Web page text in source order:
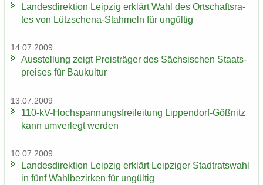
Lan­des­di­rek­ti­on Leip­zig er­klärt Wahl des Ort­schafts­ra­
tes von Lützschena-​Stahmeln für un­gül­tig
14.07.2009
Aus­stel­lung zeigt Preis­trä­ger des Säch­si­schen Staats­
prei­ses für Bau­kul­tur
13.07.2009
110-​kV-Hochspannungsfreileitung Lippendorf-​Gößnitz
kann um­ver­legt wer­den
10.07.2009
Lan­des­di­rek­ti­on Leip­zig er­klärt Leip­zi­ger Stadt­rats­wahl
in fünf Wahl­be­zir­ken für un­gül­tig